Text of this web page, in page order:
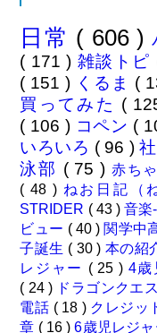
日常 ( 606 )
( 171 ) 雑談トピ
( 151 ) くるま (
買ってみた (
( 106 ) コペン (
いろいろ ( 96 )
泳部 ( 75 ) 赤ち
( 48 ) ねお日記（
STRIDER ( 43 ) 音楽
ビュー ( 40 ) 関学中
子誕生 ( 30 ) 本の紹
レジャー ( 25 ) 4歳
( 24 ) ドラゴンクエ
電話 ( 18 ) クレジッ
章 ( 16 )6歳児レジャ